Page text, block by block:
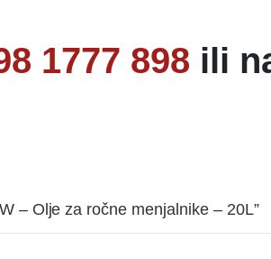
1777 898 ili
– Olje za ročne menjalnike – 20L”